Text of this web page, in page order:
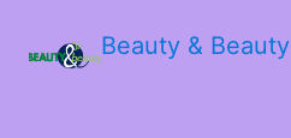
Beauty & Beauty